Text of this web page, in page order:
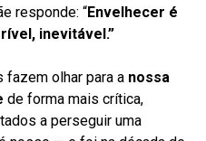
responde: “Envelhecer é
inevitável.”
olhar para a nossa
de forma mais crítica,
a perseguir uma